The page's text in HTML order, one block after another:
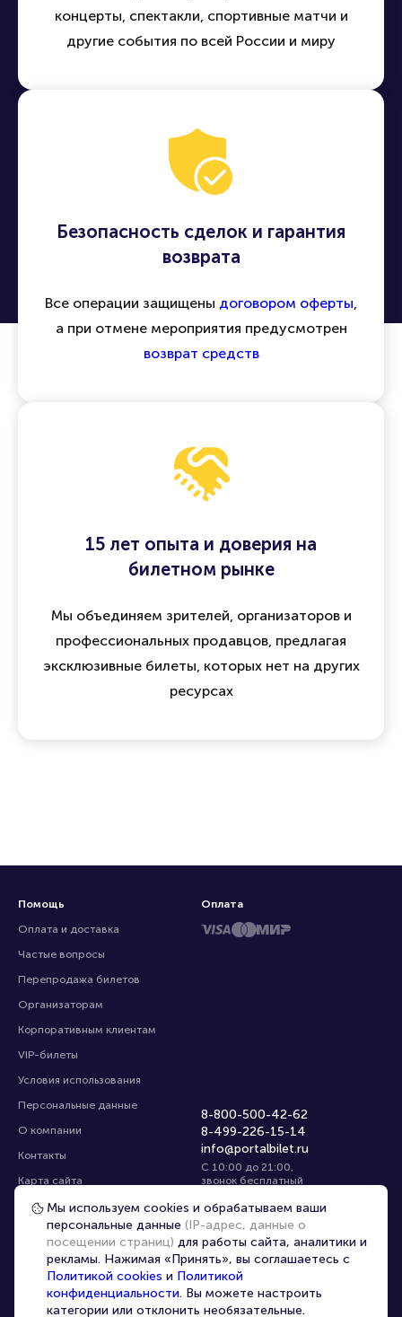
концерты, спектакли, спортивные матчи и
другие события по всей России и миру
Безопасность сделок и гарантия
возврата
Все операции защищены договором оферты,
а при отмене мероприятия предусмотрен
возврат средств
15 лет опыта и доверия на
билетном рынке
Мы объединяем зрителей, организаторов и
профессиональных продавцов, предлагая
эксклюзивные билеты, которых нет на других
ресурсах
Помощь
Оплата и доставка
Частые вопросы
Перепродажа билетов
Организаторам
Корпоративным клиентам
VIP-билеты
Условия использования
Персональные данные
О компании
Контакты
Карта сайта
Управление cookies
8-800-500-42-62
8-499-226-15-14
info@portalbilet.ru
С 10:00 до 21:00,
звонок бесплатный
Все площадки
Оплата
Главная | Екатеринбург
Мы используем cookies и обрабатываем ваши
персональные данные (IP-адрес, данные о
посещении страниц) для работы сайта, аналитики и
рекламы. Нажимая «Принять», вы соглашаетесь с
Политикой cookies и Политикой
конфиденциальности. Вы можете настроить
категории или отклонить необязательные.